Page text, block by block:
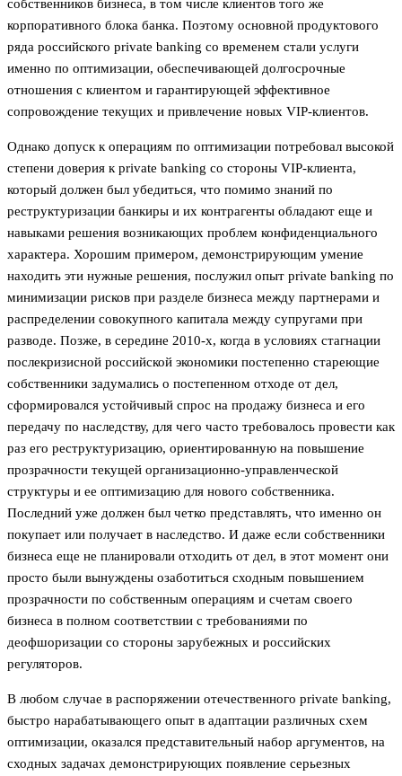
собственников бизнеса, в том числе клиентов того же
корпоративного блока банка. Поэтому основной продуктового
ряда российского private banking со временем стали услуги
именно по оптимизации, обеспечивающей долгосрочные
отношения с клиентом и гарантирующей эффективное
сопровождение текущих и привлечение новых VIP-клиентов.
Однако допуск к операциям по оптимизации потребовал высокой
степени доверия к private banking со стороны VIP-клиента,
который должен был убедиться, что помимо знаний по
реструктуризации банкиры и их контрагенты обладают еще и
навыками решения возникающих проблем конфиденциального
характера. Хорошим примером, демонстрирующим умение
находить эти нужные решения, послужил опыт private banking по
минимизации рисков при разделе бизнеса между партнерами и
распределении совокупного капитала между супругами при
разводе. Позже, в середине 2010-х, когда в условиях стагнации
послекризисной российской экономики постепенно стареющие
собственники задумались о постепенном отходе от дел,
сформировался устойчивый спрос на продажу бизнеса и его
передачу по наследству, для чего часто требовалось провести как
раз его реструктуризацию, ориентированную на повышение
прозрачности текущей организационно-управленческой
структуры и ее оптимизацию для нового собственника.
Последний уже должен был четко представлять, что именно он
покупает или получает в наследство. И даже если собственники
бизнеса еще не планировали отходить от дел, в этот момент они
просто были вынуждены озаботиться сходным повышением
прозрачности по собственным операциям и счетам своего
бизнеса в полном соответствии с требованиями по
деофшоризации со стороны зарубежных и российских
регуляторов.
В любом случае в распоряжении отечественного private banking,
быстро нарабатывающего опыт в адаптации различных схем
оптимизации, оказался представительный набор аргументов, на
сходных задачах демонстрирующих появление серьезных